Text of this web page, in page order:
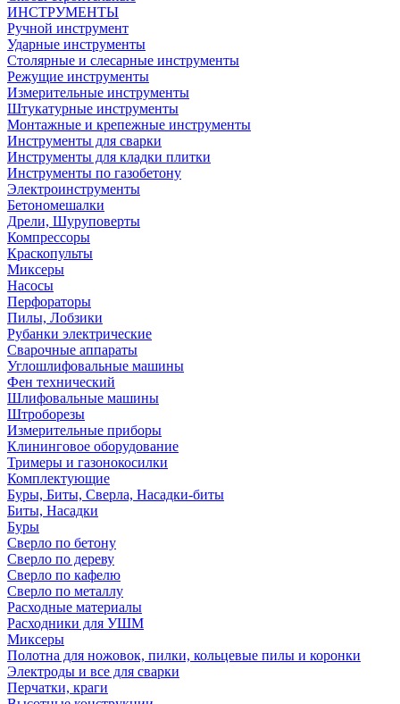
ИНСТРУМЕНТЫ
Ручной инструмент
Ударные инструменты
Столярные и слесарные инструменты
Режущие инструменты
Измерительные инструменты
Штукатурные инструменты
Монтажные и крепежные инструменты
Инструменты для сварки
Инструменты для кладки плитки
Инструменты по газобетону
Электроинструменты
Бетономешалки
Дрели, Шуруповерты
Компрессоры
Краскопульты
Миксеры
Насосы
Перфораторы
Пилы, Лобзики
Рубанки электрические
Сварочные аппараты
Углошлифовальные машины
Фен технический
Шлифовальные машины
Штроборезы
Измерительные приборы
Клининговое оборудование
Тримеры и газонокосилки
Комплектующие
Буры, Биты, Сверла, Насадки-биты
Биты, Насадки
Буры
Сверло по бетону
Сверло по дереву
Сверло по кафелю
Сверло по металлу
Расходные материалы
Расходники для УШМ
Миксеры
Полотна для ножовок, пилки, кольцевые пилы и коронки
Электроды и все для сварки
Перчатки, краги